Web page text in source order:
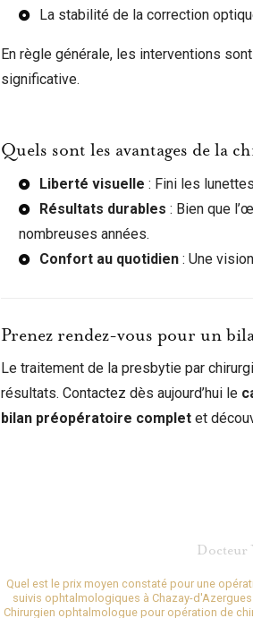
La stabilité de la correction
En règle générale, les interventions
significative.
Quels sont les avantages de la
Liberté visuelle : Fini les
Résultats durables : Bien que
nombreuses années.
Confort au quotidien : Une
Prenez rendez-vous pour un
Le traitement de la presbytie par
résultats. Contactez dès aujourd’hui le
bilan préopératoire complet et
Docteur
Quel est le prix moyen constaté pour une
suivis ophtalmologiques à Chazay-d'Azergues
Chirurgien ophtalmologue pour opération de